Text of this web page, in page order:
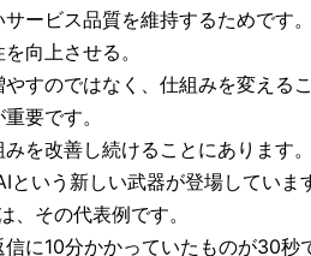
ービス品質を維持するためです。
向上させる。
すのではなく、仕組みを変える
要です。
を改善し続けることにあります。
という新しい武器が登場していま
、その代表例です。
に10分かかっていたものが30秒